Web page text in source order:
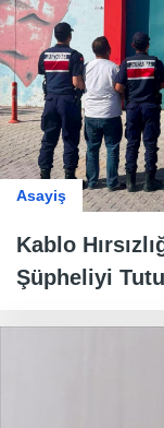
Asayiş
Kablo
Şüpheliyi